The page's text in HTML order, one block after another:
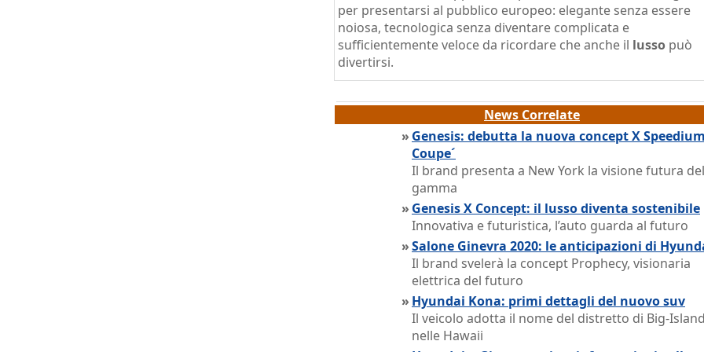
per presentarsi al pubblico europeo: elegante senza essere
noiosa, tecnologica senza diventare complicata e
sufficientemente veloce da ricordare che anche il lusso può
divertirsi.
News Correlate
» Genesis: debutta la nuova concept X Speedium
Coupe´
Il brand presenta a New York la visione futura
gamma
» Genesis X Concept: il lusso diventa sostenibile
Innovativa e futuristica, l’auto guarda al futuro
»Salone Ginevra 2020: le anticipazioni di
Il brand svelerà la concept Prophecy, visionaria
elettrica del futuro
» Hyundai Kona: primi dettagli del nuovo suv
Il veicolo adotta il nome del distretto di Big-Island
nelle Hawaii